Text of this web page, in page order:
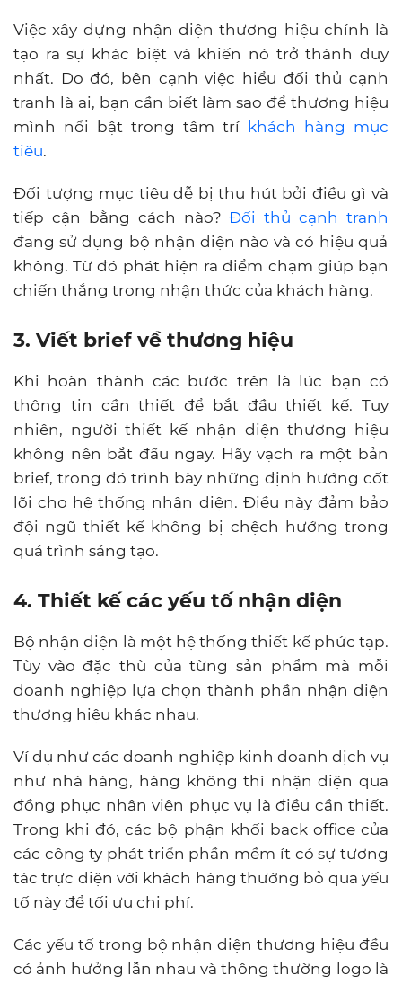
Việc xây dựng nhận diện thương hiệu chính là
tạo ra sự khác biệt và khiến nó trở thành duy
nhất. Do đó, bên cạnh việc hiểu đối thủ cạnh
tranh là ai, bạn cần biết làm sao để thương hiệu
mình nổi bật trong tâm trí khách hàng mục
tiêu.
Đối tượng mục tiêu dễ bị thu hút bởi điều gì và
tiếp cận bằng cách nào?Đối thủ cạnh tranh
đang sử dụng bộ nhận diện nào và có hiệu quả
không. Từ đó phát hiện ra điểm chạm giúp bạn
chiến thắng trong nhận thức của khách hàng.
3. Viết brief về thương hiệu
Khi hoàn thành các bước trên là lúc bạn có
thông tin cần thiết để bắt đầu thiết kế. Tuy
nhiên, người thiết kế nhận diện thương hiệu
không nên bắt đầu ngay. Hãy vạch ra một bản
brief, trong đó trình bày những định hướng cốt
lõi cho hệ thống nhận diện. Điều này đảm bảo
đội ngũ thiết kế không bị chệch hướng trong
quá trình sáng tạo.
4. Thiết kế các yếu tố nhận diện
Bộ nhận diện là một hệ thống thiết kế phức tạp.
Tùy vào đặc thù của từng sản phẩm mà mỗi
doanh nghiệp lựa chọn thành phần nhận diện
thương hiệu khác nhau.
Ví dụ như các doanh nghiệp kinh doanh dịch vụ
như nhà hàng, hàng không thì nhận diện qua
đồng phục nhân viên phục vụ là điều cần thiết.
Trong khi đó, các bộ phận khối back office của
các công ty phát triển phần mềm ít có sự tương
tác trực diện với khách hàng thường bỏ qua yếu
tố này để tối ưu chi phí.
Các yếu tố trong bộ nhận diện thương hiệu đều
có ảnh hưởng lẫn nhau và thông thường logo là